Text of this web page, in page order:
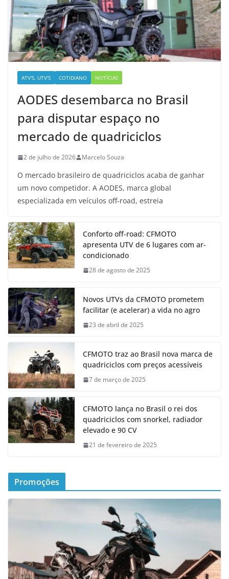
ATV'S, UTV'S COTIDIANO NOTÍCIAS
AODES desembarca no Brasil
para disputar espaço no
mercado de quadriciclos
2 de julho de 2026 Marcelo Souza
O mercado brasileiro de quadriciclos acaba de ganhar
um novo competidor. A AODES, marca global
especializada em veículos off-road, estreia
Conforto off-road: CFMOTO
apresenta UTV de 6 lugares com ar-
condicionado
28 de agosto de 2025
Novos UTVs da CFMOTO prometem
facilitar (e acelerar) a vida no agro
23 de abril de 2025
CFMOTO traz ao Brasil nova marca de
quadriciclos com preços acessíveis
7 de março de 2025
CFMOTO lança no Brasil o rei dos
quadriciclos com snorkel, radiador
elevado e 90 CV
21 de fevereiro de 2025
Promoções